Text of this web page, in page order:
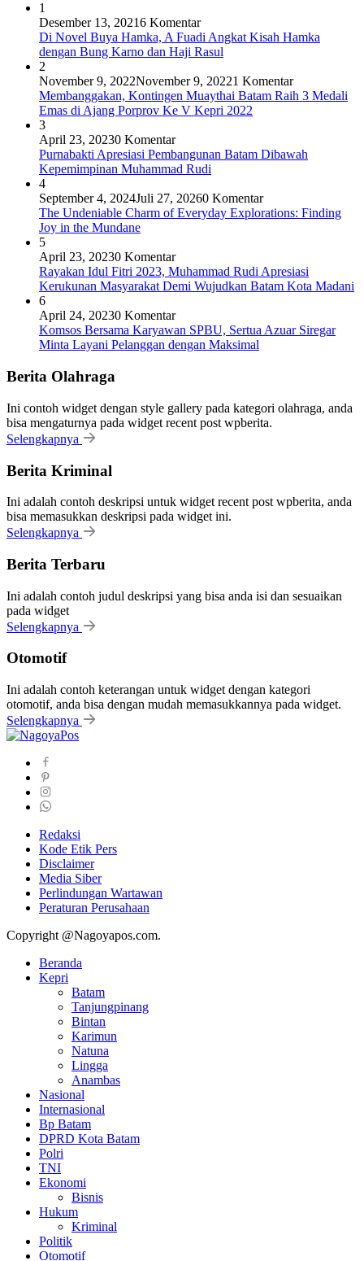
1
Desember 13, 20216 Komentar
Di Novel Buya Hamka, A Fuadi Angkat Kisah Hamka
dengan Bung Karno dan Haji Rasul
2
November 9, 2022November 9, 20221 Komentar
Membanggakan, Kontingen Muaythai Batam Raih 3 Medali
Emas di Ajang Porprov Ke V Kepri 2022
3
April 23, 20230 Komentar
Purnabakti Apresiasi Pembangunan Batam Dibawah
Kepemimpinan Muhammad Rudi
4
September 4, 2024Juli 27, 20260 Komentar
The Undeniable Charm of Everyday Explorations: Finding
Joy in the Mundane
5
April 23, 20230 Komentar
Rayakan Idul Fitri 2023, Muhammad Rudi Apresiasi
Kerukunan Masyarakat Demi Wujudkan Batam Kota Madani
6
April 24, 20230 Komentar
Komsos Bersama Karyawan SPBU, Sertua Azuar Siregar
Minta Layani Pelanggan dengan Maksimal
Berita Olahraga
Ini contoh widget dengan style gallery pada kategori olahraga, anda
bisa mengaturnya pada widget recent post wpberita.
Selengkapnya
Berita Kriminal
Ini adalah contoh deskripsi untuk widget recent post wpberita, anda
bisa memasukkan deskripsi pada widget ini.
Selengkapnya
Berita Terbaru
Ini adalah contoh judul deskripsi yang bisa anda isi dan sesuaikan
pada widget
Selengkapnya
Otomotif
Ini adalah contoh keterangan untuk widget dengan kategori
otomotif, anda bisa dengan mudah memasukkannya pada widget.
Selengkapnya
Redaksi
Kode Etik Pers
Disclaimer
Media Siber
Perlindungan Wartawan
Peraturan Perusahaan
Copyright @Nagoyapos.com.
Beranda
Kepri
Batam
Tanjungpinang
Bintan
Karimun
Natuna
Lingga
Anambas
Nasional
Internasional
Bp Batam
DPRD Kota Batam
Polri
TNI
Ekonomi
Bisnis
Hukum
Kriminal
Politik
Otomotif